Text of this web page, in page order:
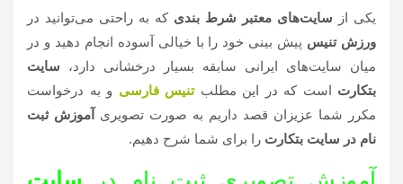
یکی از سایت‌های معتبر شرط بندی که به راحتی می‌توانید در
ورزش تنیس پیش بینی خود را با خیالی آسوده انجام دهید و در
میان سایت‌های ایرانی سابقه بسیار درخشانی دارد، سایت
بتکارت است که در این مطلبتنیس فارسی و به درخواست
مکرر شما عزیزان قصد داریم به صورت تصویریآموزش ثبت
نام در سایت بتکارت را برای شما شرح دهیم.